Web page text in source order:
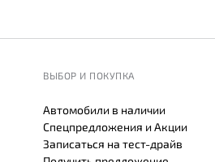
ВЫБОР И ПОКУПКА
Автомобили в наличии
Спецпредложения и Акции
Записаться на тест-драйв